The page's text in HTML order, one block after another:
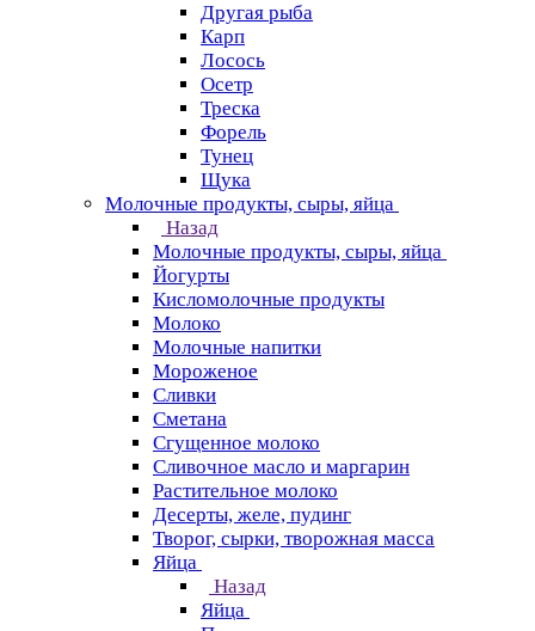
Другая рыба
Карп
Лосось
Осетр
Треска
Форель
Тунец
Щука
Молочные продукты, сыры, яйца
Назад
Молочные продукты, сыры, яйца
Йогурты
Кисломолочные продукты
Молоко
Молочные напитки
Мороженое
Сливки
Сметана
Сгущенное молоко
Сливочное масло и маргарин
Растительное молоко
Десерты, желе, пудинг
Творог, сырки, творожная масса
Яйца
Назад
Яйца